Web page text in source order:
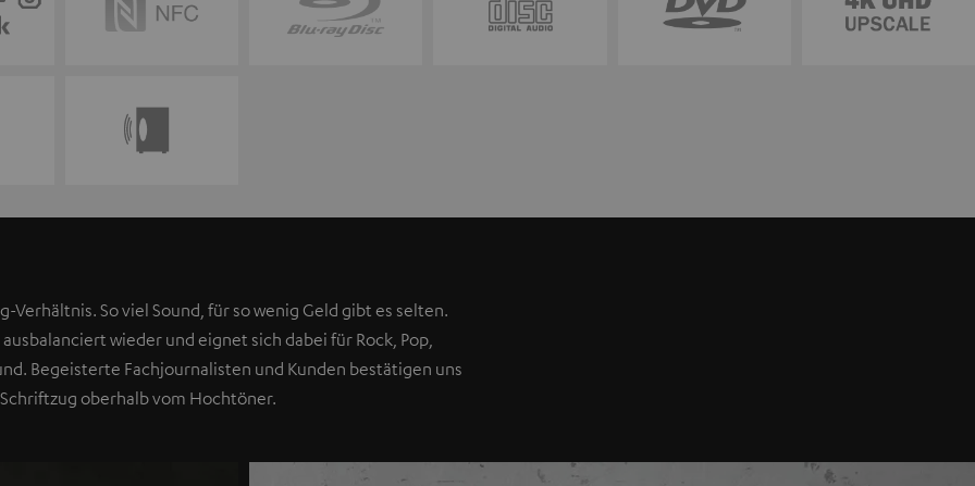
Verhältnis. So viel Sound, für so wenig Geld gibt es selten.
wieder und eignet sich dabei für Rock, Pop,
Begeisterte Fachjournalisten und Kunden bestätigen uns
oberhalb vom Hochtöner.